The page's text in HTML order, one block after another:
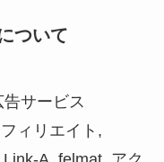
ついて
サービス
ィリエイト,